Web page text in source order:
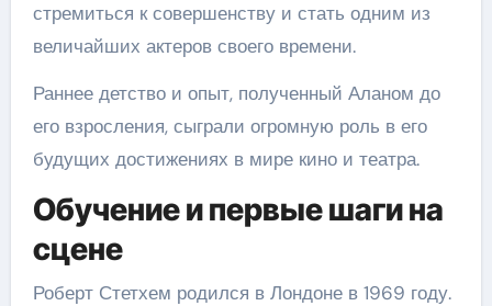
стремиться к совершенству и стать одним из
величайших актеров своего времени.
Раннее детство и опыт, полученный Аланом до
его взросления, сыграли огромную роль в его
будущих достижениях в мире кино и театра.
Обучение и первые шаги на
сцене
Роберт Стетхем родился в Лондоне в 1969 году.